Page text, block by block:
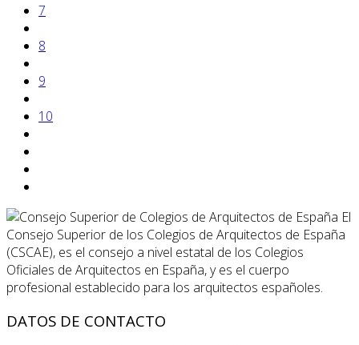
7
8
9
10
El
Consejo Superior de los Colegios de Arquitectos de España
(CSCAE), es el consejo a nivel estatal de los Colegios
Oficiales de Arquitectos en España, y es el cuerpo
profesional establecido para los arquitectos españoles.
DATOS DE CONTACTO